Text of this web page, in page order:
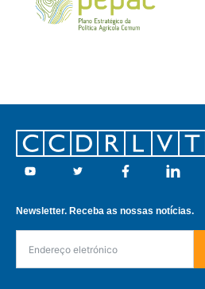
Footer
Youtube Twitter Facebook Linkedin
Newsletter. Receba as nossas notícias.